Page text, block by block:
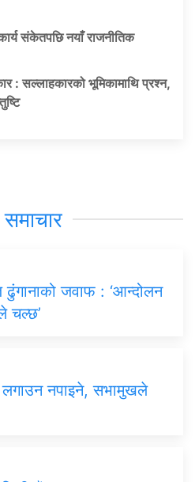
संकेतपछि नयाँ राजनीतिक
: सल्लाहकारको भूमिकामाथि प्रश्न,
ढुंगानाको जवाफ : ‘आन्दोलन
चल्छ’
नपाइने, सभामुखले